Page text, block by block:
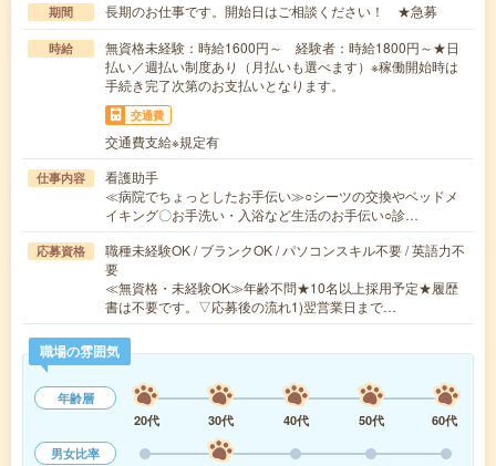
期間 長期のお仕事です。開始日はご相談ください！ ★急募
時給
無資格未経験：時給1600円～ 経験者：時給1800円～★日
払い／週払い制度あり（月払いも選べます）※稼働開始時は
手続き完了次第のお支払いとなります。
交通費
交通費支給※規定有
仕事内容
看護助手
≪病院でちょっとしたお手伝い≫○シーツの交換やベッドメ
イキング〇お手洗い・入浴など生活のお手伝い○診…
応募資格
職種未経験OK / ブランクOK / パソコンスキル不要 / 英語力不
要
≪無資格・未経験OK≫年齢不問★10名以上採用予定★履歴
書は不要です。▽応募後の流れ1)翌営業日まで…
職場の雰囲気
年齢層
20代
30代 40代 50代
60代
男女比率